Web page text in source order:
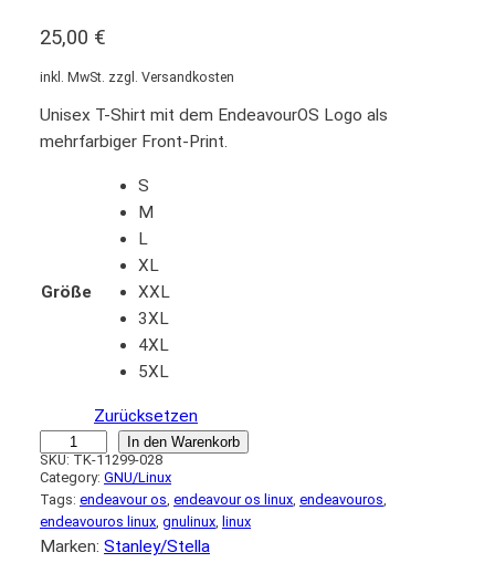
25,00 €
inkl. MwSt. zzgl. Versandkosten
Unisex T-Shirt mit dem EndeavourOS Logo als
mehrfarbiger Front-Print.
Größe
S
M
L
XL
XXL
3XL
4XL
5XL
Zurücksetzen
Shirt
"EndeavourOS"
Menge
In den Warenkorb
SKU: TK-11299-028
Category: GNU/Linux
Tags: endeavour os endeavour os linux endeavouros
endeavouros linux gnulinux linux
Marken: Stanley/Stella